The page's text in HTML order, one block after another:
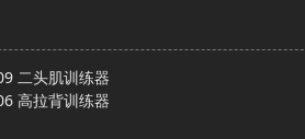
二头肌训练器
高拉背训练器